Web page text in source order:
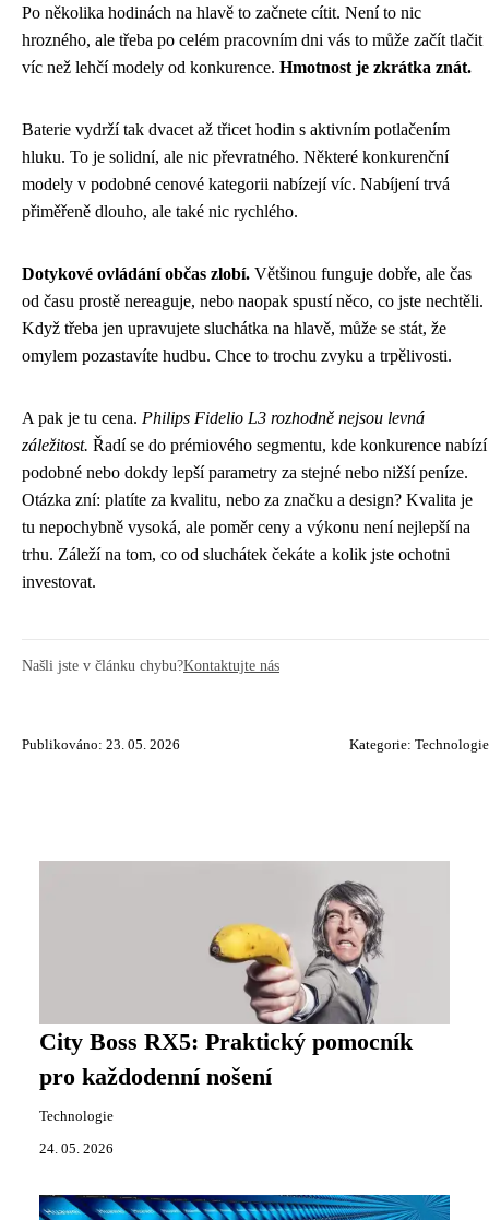
Po několika hodinách na hlavě to začnete cítit. Není to nic
hrozného, ale třeba po celém pracovním dni vás to může začít tlačit
víc než lehčí modely od konkurence. Hmotnost je zkrátka znát.
Baterie vydrží tak dvacet až třicet hodin s aktivním potlačením
hluku. To je solidní, ale nic převratného. Některé konkurenční
modely v podobné cenové kategorii nabízejí víc. Nabíjení trvá
přiměřeně dlouho, ale také nic rychlého.
Dotykové ovládání občas zlobí. Většinou funguje dobře, ale čas
od času prostě nereaguje, nebo naopak spustí něco, co jste nechtěli.
Když třeba jen upravujete sluchátka na hlavě, může se stát, že
omylem pozastavíte hudbu. Chce to trochu zvyku a trpělivosti.
A pak je tu cena. Philips Fidelio L3 rozhodně nejsou levná
záležitost. Řadí se do prémiového segmentu, kde konkurence nabízí
podobné nebo dokdy lepší parametry za stejné nebo nižší peníze.
Otázka zní: platíte za kvalitu, nebo za značku a design? Kvalita je
tu nepochybně vysoká, ale poměr ceny a výkonu není nejlepší na
trhu. Záleží na tom, co od sluchátek čekáte a kolik jste ochotni
investovat.
Našli jste v článku chybu?Kontaktujte nás
Publikováno: 23. 05. 2026 Kategorie: Technologie
City Boss RX5: Praktický pomocník
pro každodenní nošení
Technologie
24. 05. 2026